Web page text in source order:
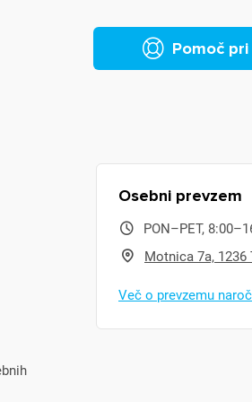
Pomoč
Osebni prevzem
PON–PET,
Motnica 7a, 1236
Več o prevzemu